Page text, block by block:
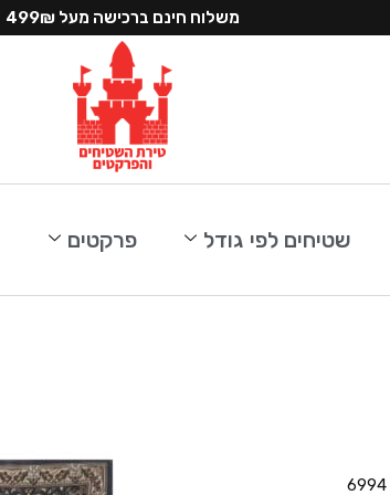
משלוח חינם ברכישה מעל 499₪
שטיחים לפי גודל פרקטים